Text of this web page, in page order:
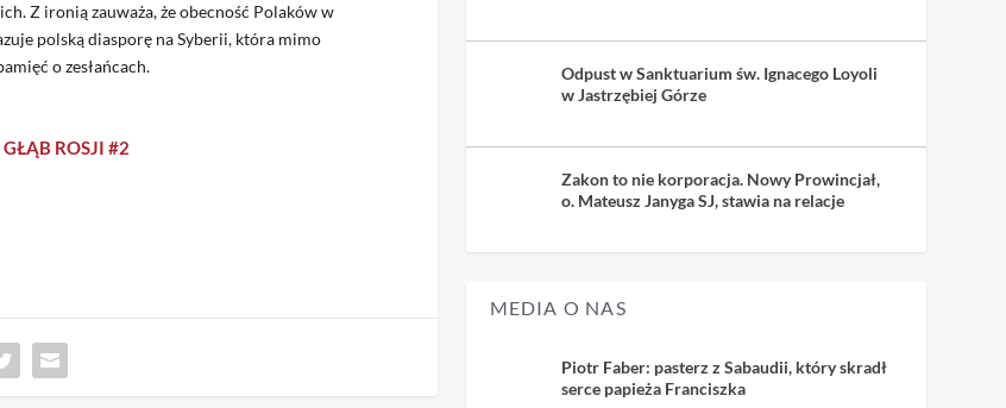
Z ironią zauważa, że obecność Polaków w
polską diasporę na Syberii, która mimo
o zesłańcach.
ROSJI #2
Odpust w Sanktuarium św. Ignacego Loyoli
w Jastrzębiej Górze
Zakon to nie korporacja. Nowy Prowincjał,
o. Mateusz Janyga SJ, stawia na relacje
MEDIA O NAS
Piotr Faber: pasterz z Sabaudii, który skradł
serce papieża Franciszka